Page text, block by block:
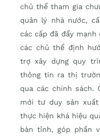
chủ thể tham gia
quản lý nhà nước,
các cấp đã đẩy
các chủ thể định
trợ xây dựng quy
thông tin ra thị
qua các chính sách.
mới tư duy sản
thực hiện khá hiệu
bàn tỉnh, góp phần